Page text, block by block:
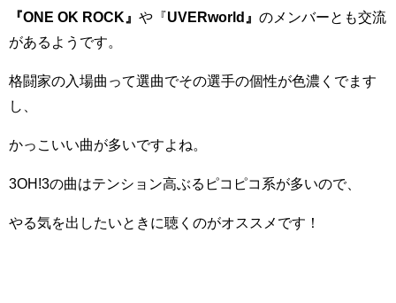
『ONE OK ROCK』 や『UVERworld』 のメンバーとも交流
があるようです。
格闘家の入場曲って選曲でその選手の個性が色濃くでます
し、
かっこいい曲が多いですよね。
3OH!3の曲はテンション高ぶるピコピコ系が多いので、
やる気を出したいときに聴くのがオススメです！